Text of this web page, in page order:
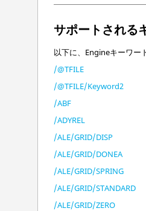
サポートされる
以下に、Engineキーワー
/@TFILE
/@TFILE/Keyword2
/ABF
/ADYREL
/ALE/GRID/DISP
/ALE/GRID/DONEA
/ALE/GRID/SPRING
/ALE/GRID/STANDARD
/ALE/GRID/ZERO